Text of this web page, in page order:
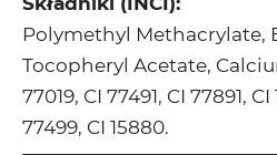
Polymethyl Methacrylate,
Tocopheryl Acetate,
77019, CI 77491, CI 77891, CI
77499, CI 15880.